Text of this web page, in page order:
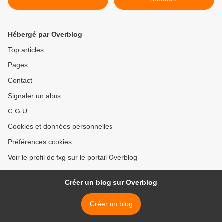
Hébergé par Overblog
Top articles
Pages
Contact
Signaler un abus
C.G.U.
Cookies et données personnelles
Préférences cookies
Voir le profil de fxg sur le portail Overblog
Créer un blog sur Overblog
Créer un blog